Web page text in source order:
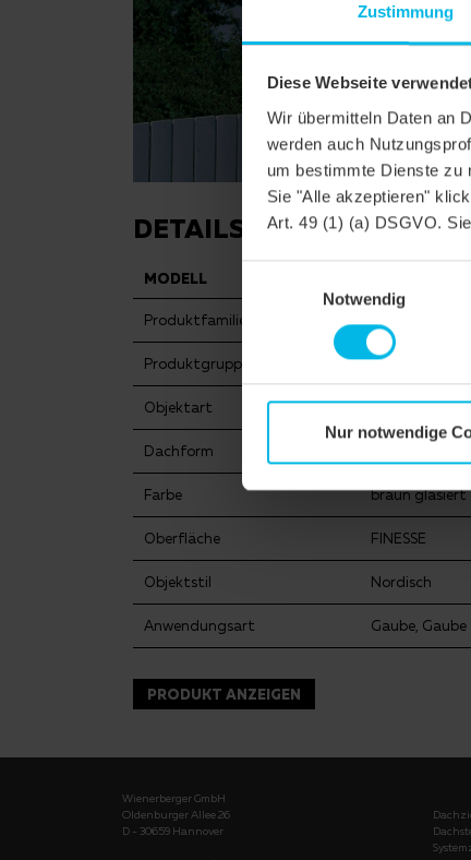
Zustimmung
Diese Webseite
Wir übermitteln Daten an
werden auch
um bestimmte Dienste zu
Sie "Alle akzeptieren"
Art. 49 (1) (a) DSGVO.
Notwendig
Nur notwendige
DETAILS
MODELL
Produktfamilie
Produktgruppe Dachziegel
Objektart
Dachform
Farbe braun glasiert
Oberfläche FINESSE
Objektstil Nordisch
Anwendungsart Gaube, Gaube
PRODUKT ANZEIGEN
Wienerberger GmbH
Oldenburger Allee 26
D - 30659 Hannover